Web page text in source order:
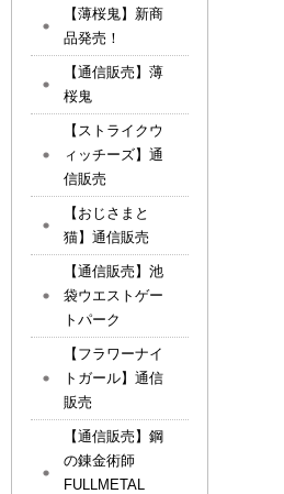
【薄桜鬼】新商
品発売！
【通信販売】薄
桜鬼
【ストライクウ
ィッチーズ】通
信販売
【おじさまと
猫】通信販売
【通信販売】池
袋ウエストゲー
トパーク
【フラワーナイ
トガール】通信
販売
【通信販売】鋼
の錬金術師
FULLMETAL